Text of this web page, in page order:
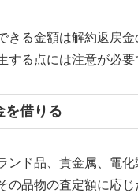
きる金額は解約返戻
する点には注意が必要
を借りる
ンド品、貴金属、電
の品物の査定額に応